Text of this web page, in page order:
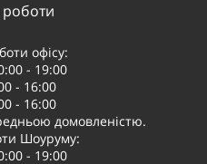
роботи
офісу:
- 19:00
- 16:00
- 16:00
домовленістю.
Шоуруму:
- 19:00